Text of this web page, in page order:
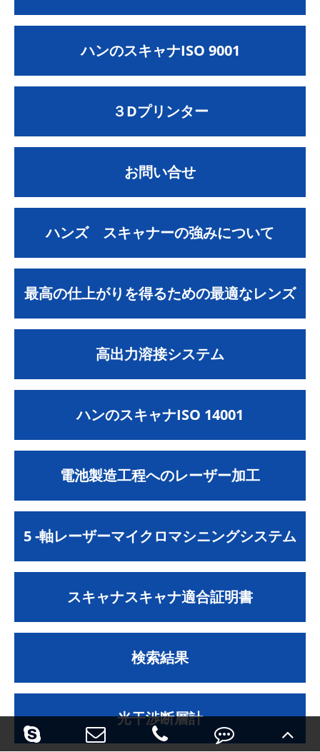
ハンのスキャナISO 9001
３Dプリンター
お問い合せ
ハンズ スキャナーの強みについて
最高の仕上がりを得るための最適なレンズ
高出力溶接システム
ハンのスキャナISO 14001
電池製造工程へのレーザー加工
5 -軸レーザーマイクロマシニングシステム
スキャナスキャナ適合証明書
検索結果
光干渉断層計